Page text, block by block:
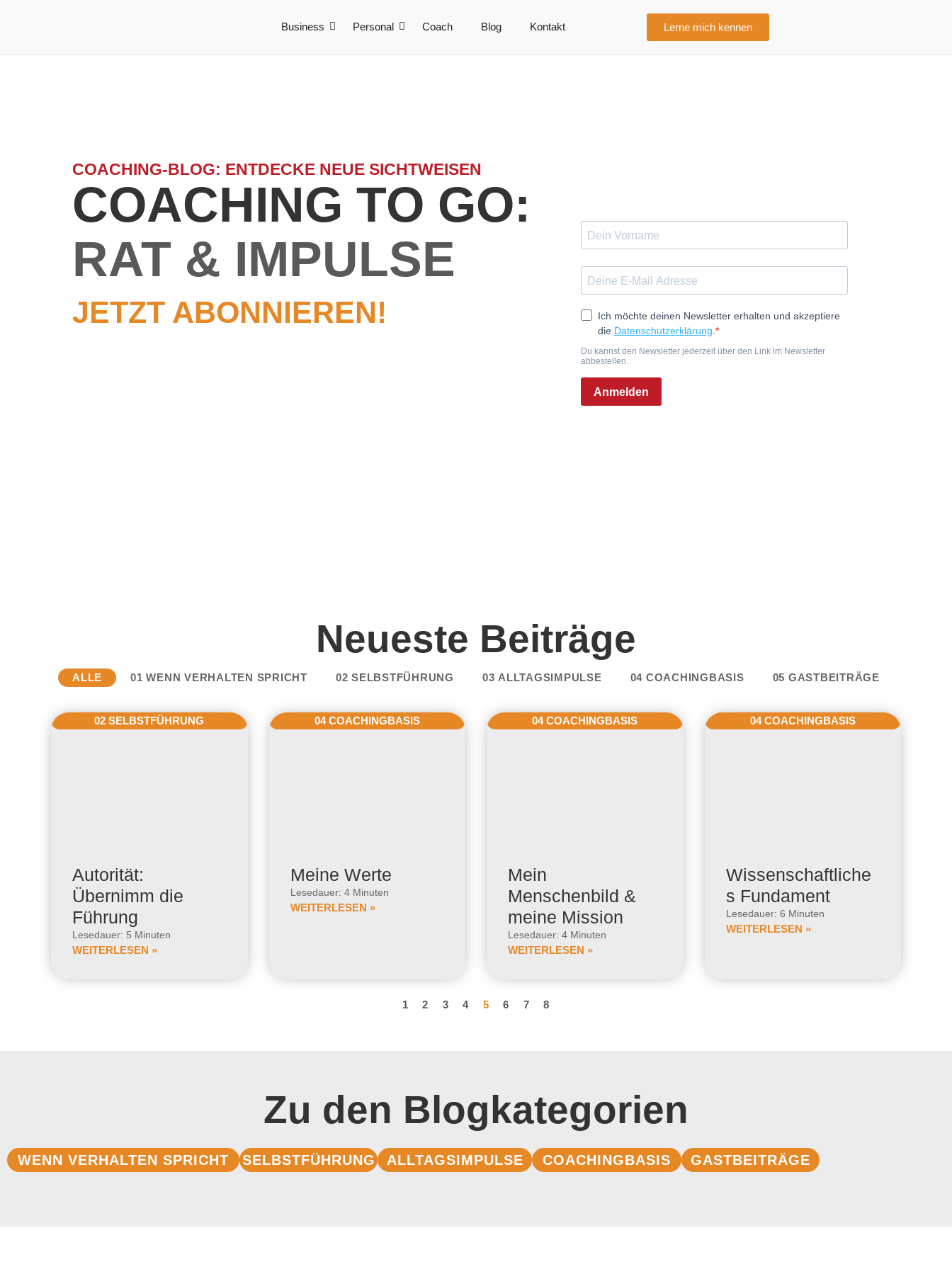
Business Personal Coach Blog Kontakt Lerne mich kennen
COACHING-BLOG: ENTDECKE NEUE SICHTWEISEN
COACHING TO GO:
RAT & IMPULSE
JETZT ABONNIEREN!
Neueste Beiträge
01 WENN VERHALTEN SPRICHT 02 SELBSTFÜHRUNG 03 ALLTAGSIMPULSE 04 COACHINGBASIS 05 GASTBEITRÄGE
ALLE
02 SELBSTFÜHRUNG
Autorität:
Übernimm die
Führung
Lesedauer: 5 Minuten
WEITERLESEN »
04 COACHINGBASIS
Meine Werte
Lesedauer: 4 Minuten
WEITERLESEN »
04 COACHINGBASIS
Mein
Menschenbild &
meine Mission
Lesedauer: 4 Minuten
WEITERLESEN »
04 COACHINGBASIS
Wissenschaftliche
s Fundament
Lesedauer: 6 Minuten
WEITERLESEN »
1 2 3 4 5 6 7 8
Zu den Blogkategorien
WENN VERHALTEN SPRICHT SELBSTFÜHRUNG ALLTAGSIMPULSE COACHINGBASIS GASTBEITRÄGE